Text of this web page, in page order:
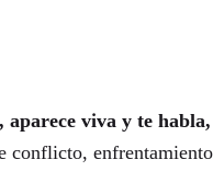
aparece viva y te
conflicto,